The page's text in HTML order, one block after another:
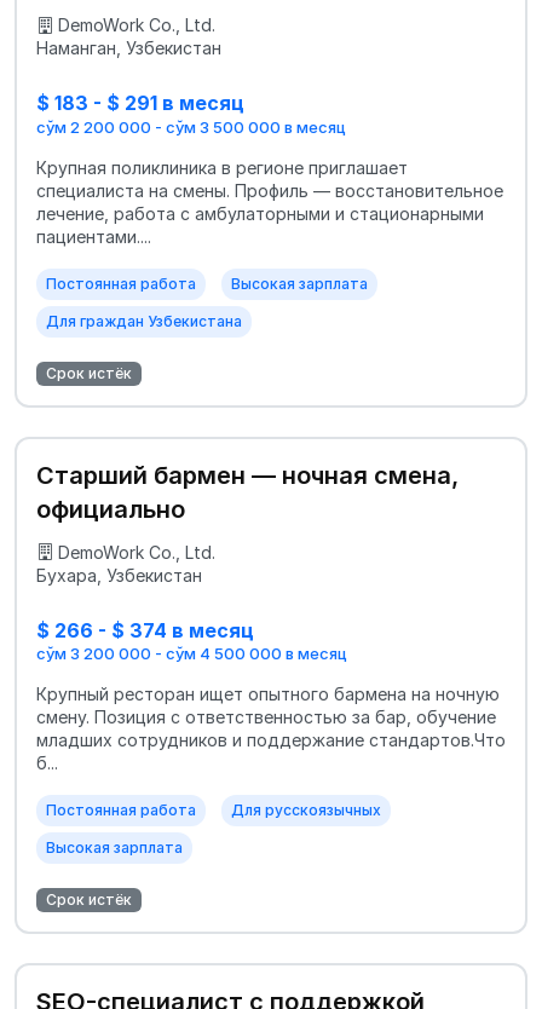
пациентов
DemoWork Co., Ltd.
Наманган, Узбекистан
$ 183 - $ 291 в месяц
сўм 2 200 000 - сўм 3 500 000 в месяц
Крупная поликлиника в регионе приглашает
специалиста на смены. Профиль — восстановительное
лечение, работа с амбулаторными и стационарными
пациентами....
Постоянная работа Высокая зарплата
Для граждан Узбекистана
Срок истёк
Старший бармен — ночная смена,
официально
DemoWork Co., Ltd.
Бухара, Узбекистан
$ 266 - $ 374 в месяц
сўм 3 200 000 - сўм 4 500 000 в месяц
Крупный ресторан ищет опытного бармена на ночную
смену. Позиция с ответственностью за бар, обучение
младших сотрудников и поддержание стандартов.Что
б...
Постоянная работа Для русскоязычных
Высокая зарплата
Срок истёк
SEO-специалист с поддержкой